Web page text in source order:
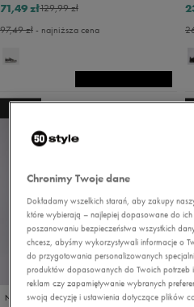
129,99 zł
71,49 zł
97,49 zł- najniższa cena
NEW BALANCE LI ML373V2
Chronimy Twoje dane
Dokładamy wszelkich starań, aby zakupy
które wybierają – najlepiej dopasowane do
poszanowaniu bezpieczeństwa wszystkich
chcesz, abyśmy wykorzystywali informacje o
do przygotowania personalizowanych
produktów dopasowanych do Twoich potrzeb
reklam czy zapamiętywanie wybranych
swoją decyzję i ustawienia dotyczące plików